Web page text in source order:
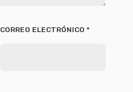
CORREO ELECTRÓNICO *